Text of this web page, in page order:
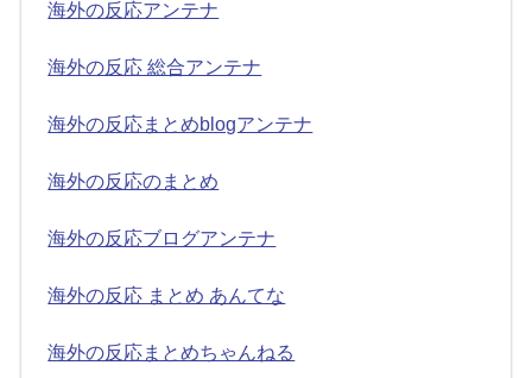
海外の反応アンテナ
海外の反応 総合アンテナ
海外の反応まとめblogアンテナ
海外の反応のまとめ
海外の反応ブログアンテナ
海外の反応 まとめ あんてな
海外の反応まとめちゃんねる